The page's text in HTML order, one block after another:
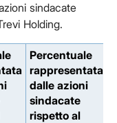
sindacate
Holding.
Percentuale
rappresentata
dalle azioni
sindacate
rispetto al